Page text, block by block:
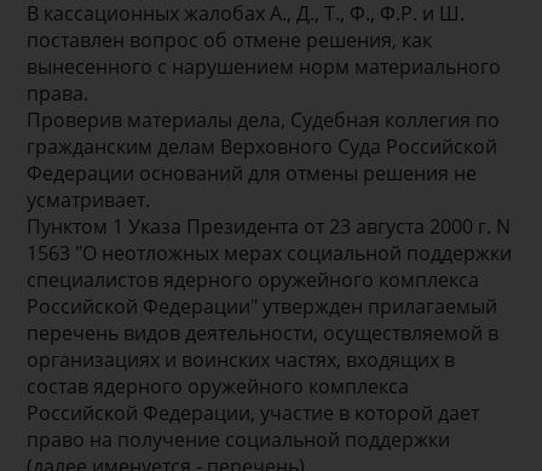
В кассационных жалобах А., Д., Т., Ф., Ф.Р. и Ш.
поставлен вопрос об отмене решения, как
вынесенного с нарушением норм материального
права.
Проверив материалы дела, Судебная коллегия по
гражданским делам Верховного Суда Российской
Федерации оснований для отмены решения не
усматривает.
Пунктом 1 Указа Президента от 23 августа 2000 г. N
1563 "О неотложных мерах социальной поддержки
специалистов ядерного оружейного комплекса
Российской Федерации" утвержден прилагаемый
перечень видов деятельности, осуществляемой в
организациях и воинских частях, входящих в
состав ядерного оружейного комплекса
Российской Федерации, участие в которой дает
право на получение социальной поддержки